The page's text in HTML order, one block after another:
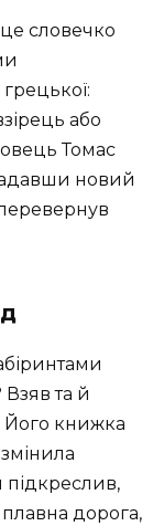
словечко
або
Томас
новий
та й
Його книжка
підкреслив,
дорога,